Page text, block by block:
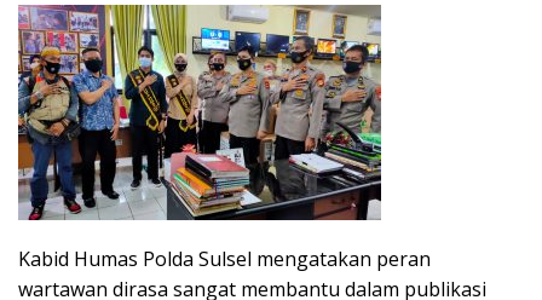
Kabid Humas Polda Sulsel mengatakan peran
wartawan dirasa sangat membantu dalam publikasi